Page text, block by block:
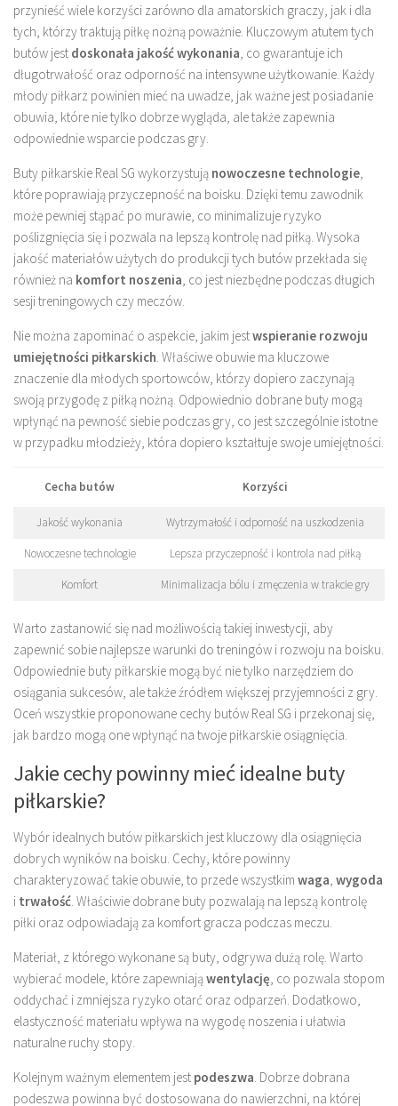
przynieść wiele korzyści zarówno dla amatorskich graczy, jak i dla
tych, którzy traktują piłkę nożną poważnie. Kluczowym atutem tych
butów jest doskonała jakość wykonania , co gwarantuje ich
długotrwałość oraz odporność na intensywne użytkowanie. Każdy
młody piłkarz powinien mieć na uwadze, jak ważne jest posiadanie
obuwia, które nie tylko dobrze wygląda, ale także zapewnia
odpowiednie wsparcie podczas gry.
Buty piłkarskie Real SG wykorzystują nowoczesne technologie
które poprawiają przyczepność na boisku. Dzięki temu zawodnik
może pewniej stąpać po murawie, co minimalizuje ryzyko
poślizgnięcia się i pozwala na lepszą kontrolę nad piłką. Wysoka
jakość materiałów użytych do produkcji tych butów przekłada się
również na komfort noszenia , co jest niezbędne podczas długich
sesji treningowych czy meczów.
Nie można zapominać o aspekcie, jakim jestwspieranie rozwoju
umiejętności piłkarskich . Właściwe obuwie ma kluczowe
znaczenie dla młodych sportowców, którzy dopiero zaczynają
swoją przygodę z piłką nożną. Odpowiednio dobrane buty mogą
wpłynąć na pewność siebie podczas gry, co jest szczególnie istotne
w przypadku młodzieży, która dopiero kształtuje swoje umiejętności.
Cecha butów Korzyści
Jakość wykonania Wytrzymałość i odporność na uszkodzenia
Nowoczesne technologie Lepsza przyczepność i kontrola nad piłką
Komfort Minimalizacja bólu i zmęczenia w trakcie gry
Warto zastanowić się nad możliwością takiej inwestycji, aby
zapewnić sobie najlepsze warunki do treningów i rozwoju na boisku.
Odpowiednie buty piłkarskie mogą być nie tylko narzędziem do
osiągania sukcesów, ale także źródłem większej przyjemności z gry.
Oceń wszystkie proponowane cechy butów Real SG i przekonaj się,
jak bardzo mogą one wpłynąć na twoje piłkarskie osiągnięcia.
Jakie cechy powinny mieć idealne buty
piłkarskie?
Wybór idealnych butów piłkarskich jest kluczowy dla osiągnięcia
dobrych wyników na boisku. Cechy, które powinny
charakteryzować takie obuwie, to przede wszystkim waga, wygoda
i trwałość. Właściwie dobrane buty pozwalają na lepszą kontrolę
piłki oraz odpowiadają za komfort gracza podczas meczu.
Materiał, z którego wykonane są buty, odgrywa dużą rolę. Warto
wybierać modele, które zapewniająwentylację, co pozwala stopom
oddychać i zmniejsza ryzyko otarć oraz odparzeń. Dodatkowo,
elastyczność materiału wpływa na wygodę noszenia i ułatwia
naturalne ruchy stopy.
Kolejnym ważnym elementem jest podeszwa. Dobrze dobrana
podeszwa powinna być dostosowana do nawierzchni, na której